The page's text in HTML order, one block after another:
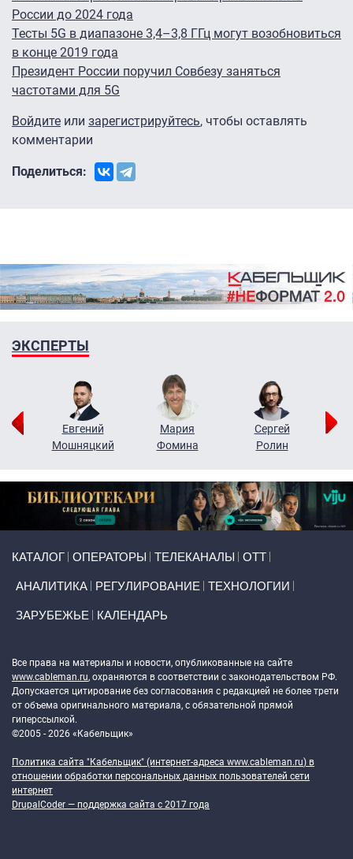
России до 2024 года
Тесты 5G в диапазоне 3,4–3,8 ГГц могут возобновиться
в конце 2019 года
Президент России поручил Совбезу заняться
частотами для 5G
Войдите или зарегистрируйтесь, чтобы оставлять
комментарии
Поделиться:
ЭКСПЕРТЫ
Евгений
Мошняцкий
Мария
Фомина
Сергей
Ролин
КАТАЛОГ ОПЕРАТОРЫ ТЕЛЕКАНАЛЫ ОТТ
АНАЛИТИКА РЕГУЛИРОВАНИЕ ТЕХНОЛОГИИ
ЗАРУБЕЖЬЕ КАЛЕНДАРЬ
Все права на материалы и новости, опубликованные на сайте
www.cableman.ru, охраняются в соответствии с законодательством РФ.
Допускается цитирование без согласования с редакцией не более трети
от объема оригинального материала, с обязательной прямой
гиперссылкой.
©2005 - 2026 «Кабельщик»
Политика сайта "Кабельщик" (интернет-адреса www.cableman.ru) в
отношении обработки персональных данных пользователей сети
интернет
DrupalCoder — поддержка сайта c 2017 года